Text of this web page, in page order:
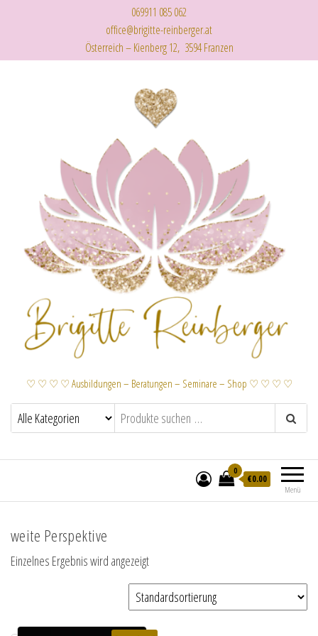
069911 085 062
office@brigitte-reinberger.at
Österreich – Kienberg 12, 3594 Franzen
♡ ♡ ♡ ♡ Ausbildungen – Beratungen – Seminare – Shop ♡ ♡ ♡ ♡
Menü
0
€0.00
weite Perspektive
Einzelnes Ergebnis wird angezeigt